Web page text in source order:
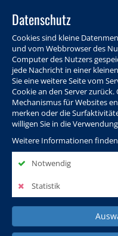
Datenschutz
Cookies sind kleine
und vom Webbrowser des
Computer des Nutzers
jede Nachricht in einer
Sie eine weitere Seite vom
Cookie an den Server
Mechanismus für Websites
merken oder die
willigen Sie in die
Weitere Informationen finden
Notwendig
Statistik
Programm Info &
Politik, Wissenschaft &
Internationales